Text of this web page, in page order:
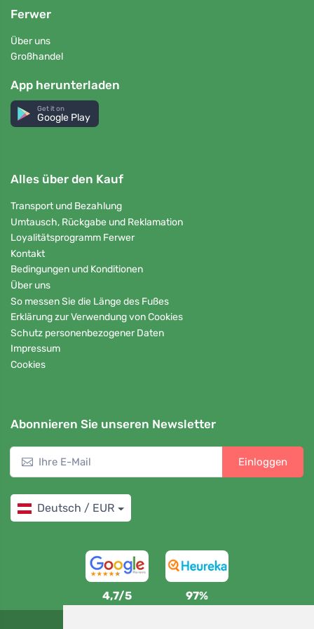
Ferwer
Über uns
Großhandel
App herunterladen
Get it on
Google Play
Alles über den Kauf
Transport und Bezahlung
Umtausch, Rückgabe und Reklamation
Loyalitätsprogramm Ferwer
Kontakt
Bedingungen und Konditionen
Über uns
So messen Sie die Länge des Fußes
Erklärung zur Verwendung von Cookies
Schutz personenbezogener Daten
Impressum
Cookies
Abonnieren Sie unseren Newsletter
Einloggen
Deutsch / EUR
4,7/5 97%